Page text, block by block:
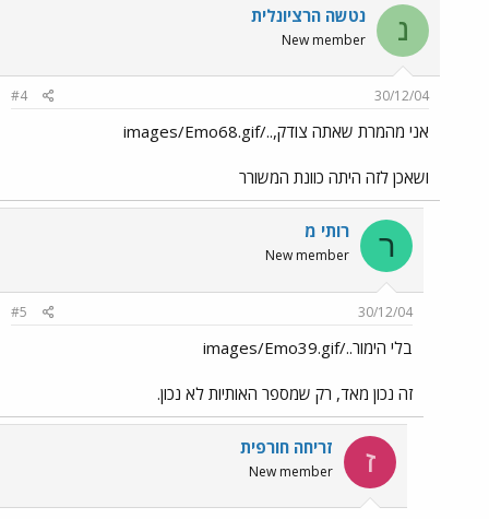
נ נטשה הרציונלית
New member
30/12/04
#4
אני מהמרת שאתה צודק,../images/Emo68.gif
ושאכן לזה היתה כוונת המשורר
ר רותי מ
New member
30/12/04
#5
בלי הימור../images/Emo39.gif
זה נכון מאד, רק שמספר האותיות לא נכון.
ז זריחה חורפית
New member